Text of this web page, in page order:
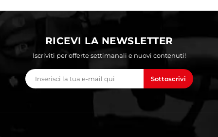
RICEVI LA NEWSLETTER
Iscriviti per offerte settimanali e nuovi contenuti!
Sottoscrivi